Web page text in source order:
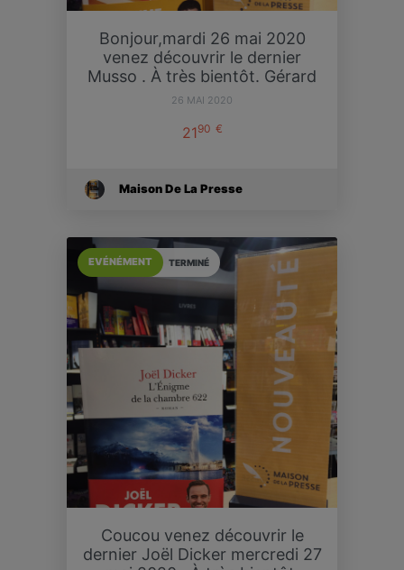
Bonjour,mardi 26 mai 2020
venez découvrir le dernier
Musso . À très bientôt. Gérard
26 MAI 2020
2190 €
Maison De La Presse
TERMINÉ
EVÉNÉMENT
Coucou venez découvrir le
dernier Joël Dicker mercredi 27